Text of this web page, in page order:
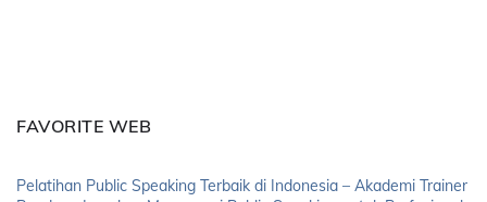
FAVORITE WEB
Pelatihan Public Speaking Terbaik di Indonesia – Akademi Trainer